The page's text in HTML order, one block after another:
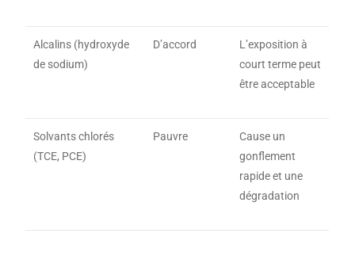
Alcalins (hydroxyde
de sodium)
D’accord
L’exposition à
court terme peut
être acceptable
Solvants chlorés
(TCE, PCE)
Pauvre
Cause un
gonflement
rapide et une
dégradation